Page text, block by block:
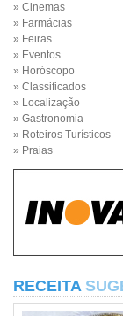
» Cinemas
» Farmácias
» Feiras
» Eventos
» Horóscopo
» Classificados
» Localização
» Gastronomia
» Roteiros Turísticos
» Praias
RECEITA